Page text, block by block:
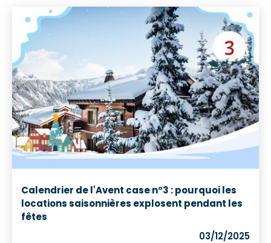
Calendrier de l'Avent case n°3 : pourquoi les
locations saisonnières explosent pendant les
fêtes
03/12/2025